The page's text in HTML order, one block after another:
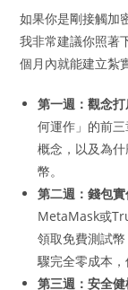
如果你是剛接觸加
我非常建議你照著
個月內就能建立紮
第一週：觀念
何運作」的前
概念，以及為
幣。
第二週：錢包
MetaMask或
領取免費測試
驟完全零成本，
第三週：安全